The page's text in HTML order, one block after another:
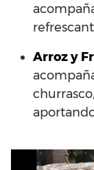
Arroz y